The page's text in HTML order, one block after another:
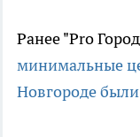
Ранее "Pro
минимальные
Новгороде